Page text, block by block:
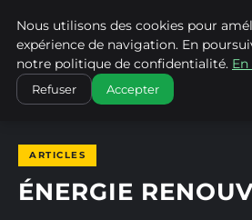
ACCUEIL ÉNERGIE RENOUVELABLE
ARTICLES
ÉNERGIE
Nous utilisons des cookies pour
expérience de navigation. En
notre politique de confidentialité.
Refuser Accepter